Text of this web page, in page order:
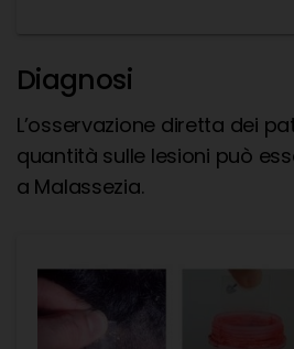
Diagnosi
L’osservazione diretta dei
quantità sulle lesioni può
a Malassezia.